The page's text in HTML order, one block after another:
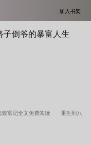
加入书架
倒爷的暴富人生
致富记全文免费阅读 重生到八